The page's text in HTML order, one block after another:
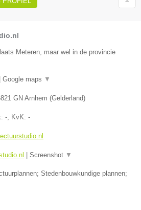
Meteren, maar wel in de provincie
Google maps ▼
GN Arnhem (Gelderland)
-, KvK: -
Screenshot ▼
Stedenbouwkundige plannen;